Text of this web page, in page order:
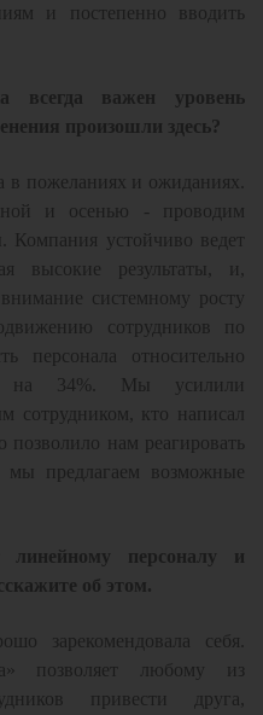
и постепенно вводить
всегда важен уровень
произошли здесь?
в пожеланиях и ожиданиях.
и осенью - проводим
Компания устойчиво ведет
высокие результаты, и,
системному росту
сотрудников по
персонала относительно
на 34%. Мы усилили
сотрудником, кто написал
нам реагировать
мы предлагаем возможные
персоналу и
об этом.
зарекомендовала себя.
позволяет любому из
привести друга,